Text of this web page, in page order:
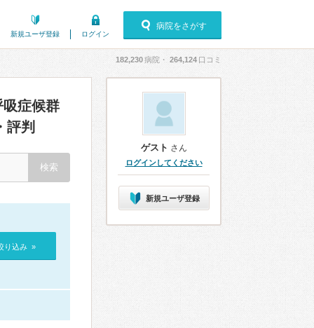
新規ユーザ登録 ログイン
病院をさがす
182,230病院・ 264,124 口コミ
症候群
評判
り込み »
ゲスト さん
ログインしてください
新規ユーザ登録